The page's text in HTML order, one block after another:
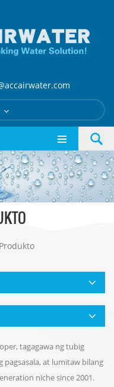
tagagawa ng tubig
at lumitaw bilang
niche since 2001.